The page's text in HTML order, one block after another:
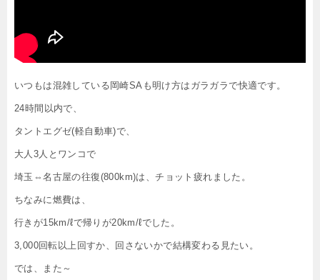
いつもは混雑している岡崎SAも明け方はガラガラで快適です。
24時間以内で、
タントエグゼ(軽自動車)で、
大人3人とワンコで
埼玉⇔名古屋の往復(800km)は、チョット疲れました。
ちなみに燃費は、
行きが15km/ℓで帰りが20km/ℓでした。
3,000回転以上回すか、回さないかで結構変わる見たい。
では、また～